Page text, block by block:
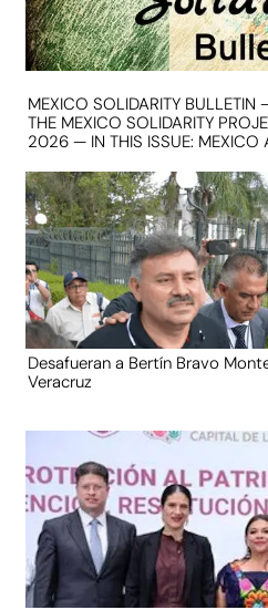
MEXICO SOLIDARITY BULLETIN
THE MEXICO SOLIDARITY
2026 — IN THIS ISSUE: MEXICO
Desafueran a Bertín Bravo
Veracruz